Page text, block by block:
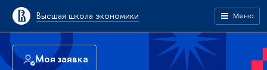
Высшая школа экономики Меню
Моя заявка